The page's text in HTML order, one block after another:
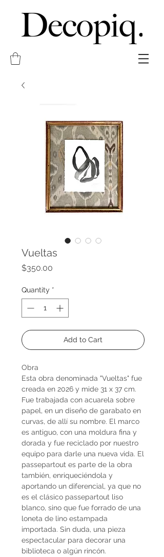
Vueltas
$350.00
Quantity *
Add to Cart
Obra
Esta obra denominada "Vueltas" fue
creada en 2026 y mide 31 x 37 cm.
Fue trabajada con acuarela sobre
papel, en un diseño de garabato en
curvas, de allí su nombre. El marco
es antiguo, con una moldura fina y
dorada y fue reciclado por nuestro
equipo para darle una nueva vida. El
passepartout es parte de la obra
también, enriqueciéndola y
aportando un diferencial, ya que no
es el clásico passepartout liso
blanco, sino que fue forrado de una
loneta de lino estampada
importada. Sin duda, una pieza
espectacular para decorar una
biblioteca o algún rincón.